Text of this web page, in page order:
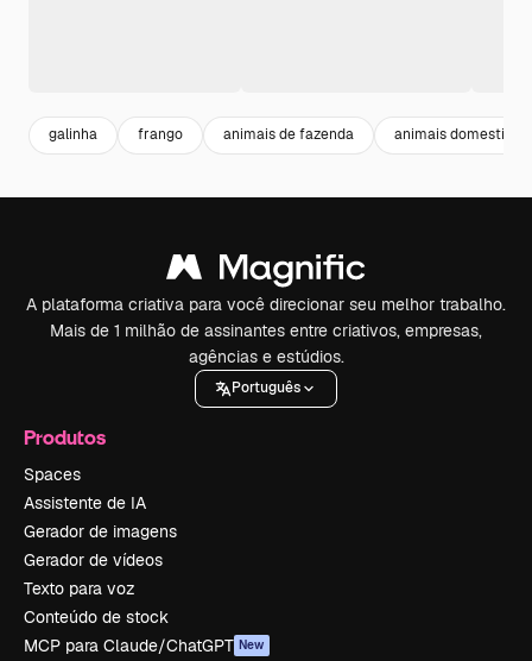
galinha frango animais de fazenda animais domesticos
A plataforma criativa para você direcionar seu melhor trabalho.
Mais de 1 milhão de assinantes entre criativos, empresas,
agências e estúdios.
Português
Produtos
Spaces
Assistente de IA
Gerador de imagens
Gerador de vídeos
Texto para voz
Conteúdo de stock
MCP para Claude/ChatGPT New